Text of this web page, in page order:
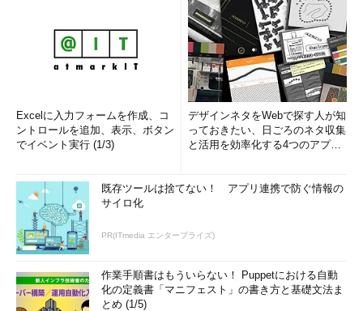
Excelに入力フォームを作成、コ
ントロールを追加、表示、ボタン
でイベント実行 (1/3)
デザインネタをWebで探す人が知
っておきたい、日ごろのネタ収集
と活用を効率化する4つのアプリ
既存ツールは捨てない！ アプリ連携で防ぐ情報の
サイロ化
PR(ITmedia エンタープライズ)
作業手順書はもういらない！ Puppetにおける自動
化の定義書「マニフェスト」の書き方と基礎文法ま
とめ (1/5)